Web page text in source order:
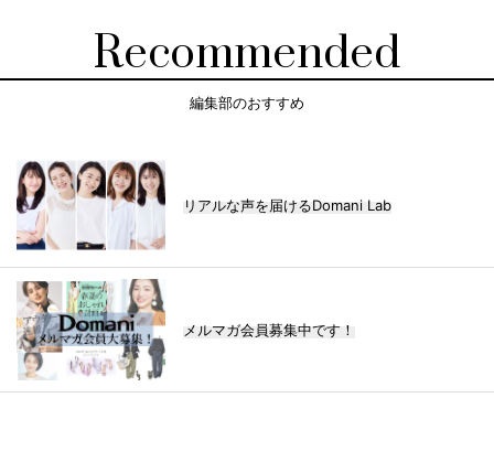
Recommended
編集部のおすすめ
リアルな声を届けるDomani Lab
メルマガ会員募集中です！